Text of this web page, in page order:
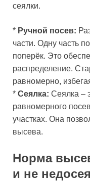
сеялки.
* Ручной посев:
части. Одну часть
поперёк. Это
распределение.
равномерно,
* Сеялка: Сеялка –
равномерного
участках. Она
высева.
Норма
и не